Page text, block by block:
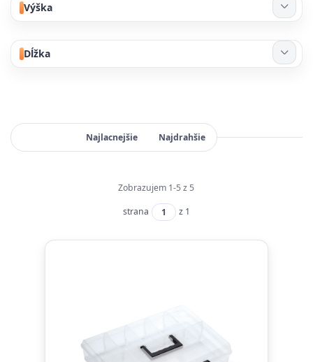
Výška
Dĺžka
Najlacnejšie Najdrahšie
Zobrazujem 1-5 z 5
strana z 1